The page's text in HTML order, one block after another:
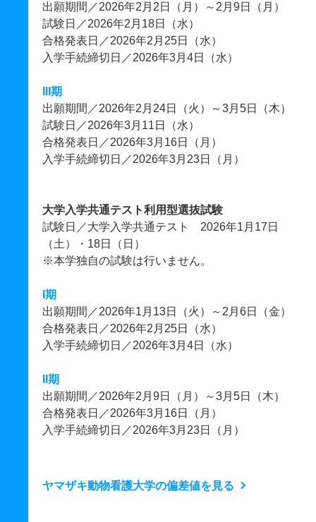
出願期間／2026年2月2日（月）～2月9日（月）
試験日／2026年2月18日（水）
合格発表日／2026年2月25日（水）
入学手続締切日／2026年3月4日（水）
III期
出願期間／2026年2月24日（火）～3月5日（木）
試験日／2026年3月11日（水）
合格発表日／2026年3月16日（月）
入学手続締切日／2026年3月23日（月）
大学入学共通テスト利用型選抜試験
試験日／大学入学共通テスト 2026年1月17日
（土）・18日（日）
※本学独自の試験は行いません。
I期
出願期間／2026年1月13日（火）～2月6日（金）
合格発表日／2026年2月25日（水）
入学手続締切日／2026年3月4日（水）
II期
出願期間／2026年2月9日（月）～3月5日（木）
合格発表日／2026年3月16日（月）
入学手続締切日／2026年3月23日（月）
ヤマザキ動物看護大学の偏差値を見る